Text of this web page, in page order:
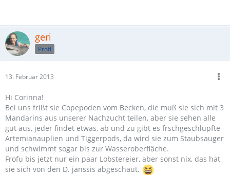
geri
Profi
13. Februar 2013
Hi Corinna!
Bei uns frißt sie Copepoden vom Becken, die muß sie sich mit 3
Mandarins aus unserer Nachzucht teilen, aber sie sehen alle
gut aus, jeder findet etwas, ab und zu gibt es frschgeschlüpfte
Artemianauplien und Tiggerpods, da wird sie zum Staubsauger
und schwimmt sogar bis zur Wasseroberfläche.
Frofu bis jetzt nur ein paar Lobstereier, aber sonst nix, das hat
sie sich von den D. janssis abgeschaut.